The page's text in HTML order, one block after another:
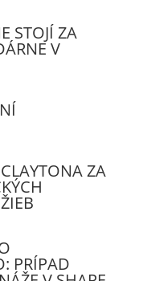
STOJÍ ZA
V
ZA
PRÍPAD